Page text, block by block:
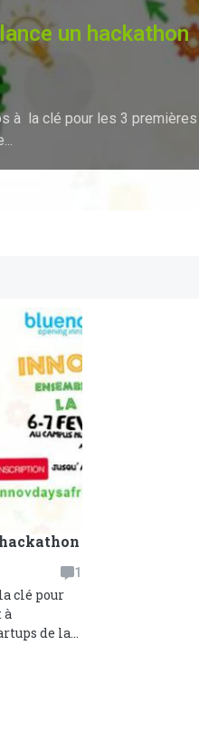
un hackathon
à la clé pour les 3 premières
1
clé pour
à
de la...